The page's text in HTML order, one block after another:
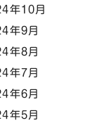
年10月
年9月
年8月
年7月
年6月
年5月